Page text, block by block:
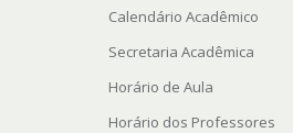
Calendário Acadêmico
Secretaria Acadêmica
Horário de Aula
Horário dos Professores